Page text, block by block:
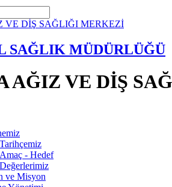
SAĞLIK MÜDÜRLÜĞÜ
AĞIZ VE DİŞ
Tarihçemiz
Amaç - Hedef
Değerlerimiz
ve Misyon